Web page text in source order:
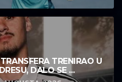
TRENIRAO U
DALO SE ...